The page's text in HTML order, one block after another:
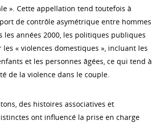
». Cette appellation tend toutefois à
de contrôle asymétrique entre hommes
les années 2000, les politiques publiques
« violences domestiques », incluant les
et les personnes âgées, ce qui tend à
de la violence dans le couple.
des histoires associatives et
ont influencé la prise en charge